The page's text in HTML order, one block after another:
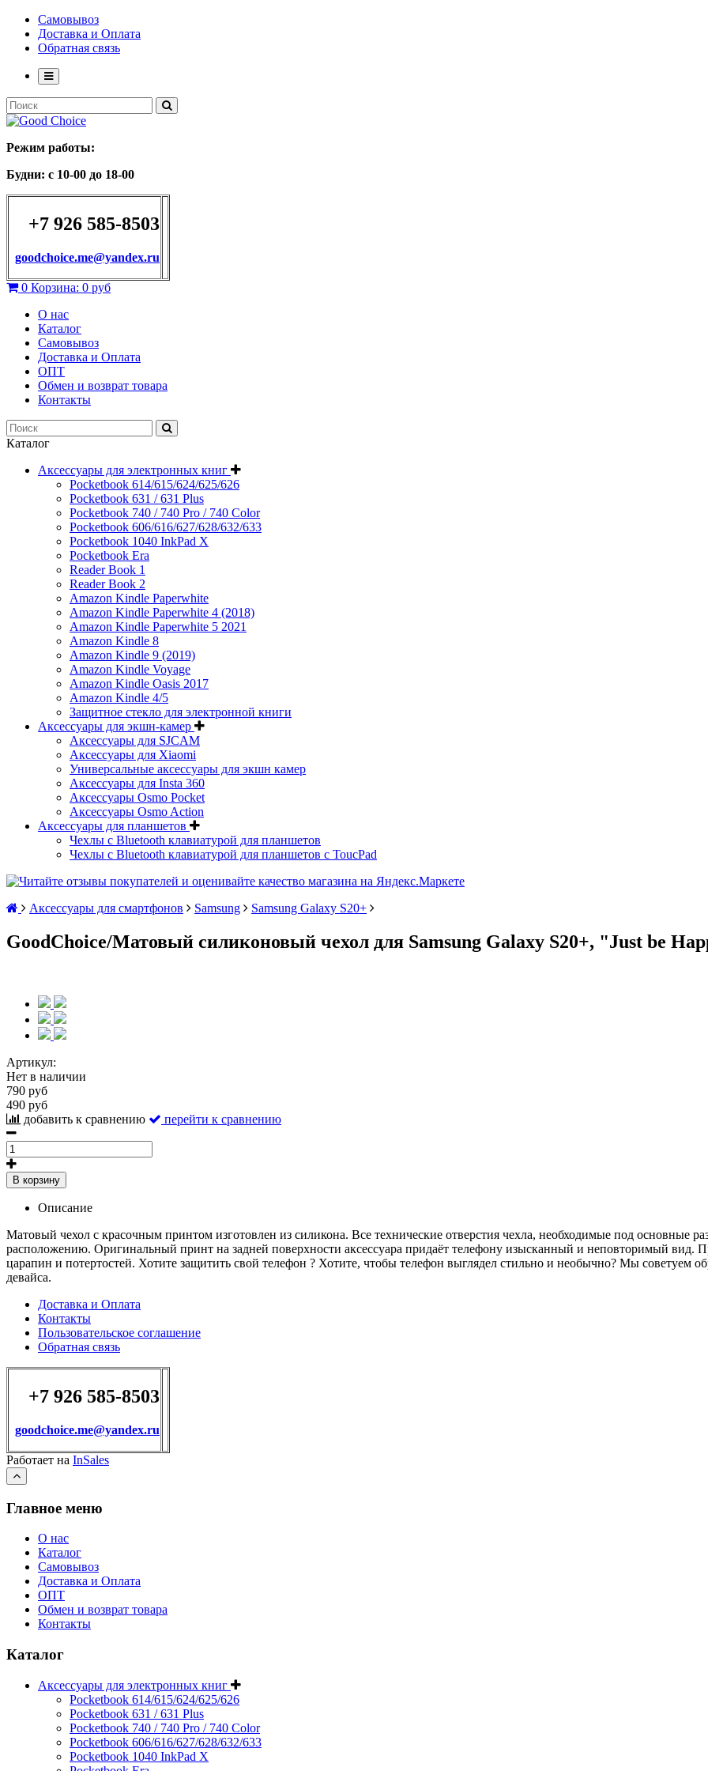
Самовывоз
Доставка и Оплата
Обратная связь
Режим работы:
Будни: с 10-00 до 18-00
+7 926 585-8503
goodchoice.me@yandex.ru
0 Корзина: 0 руб
О нас
Каталог
Самовывоз
Доставка и Оплата
ОПТ
Обмен и возврат товара
Контакты
Каталог
Аксессуары для электронных книг
Pocketbook 614/615/624/625/626
Pocketbook 631 / 631 Plus
Pocketbook 740 / 740 Pro / 740 Color
Pocketbook 606/616/627/628/632/633
Pocketbook 1040 InkPad X
Pocketbook Era
Reader Book 1
Reader Book 2
Amazon Kindle Paperwhite
Amazon Kindle Paperwhite 4 (2018)
Amazon Kindle Paperwhite 5 2021
Amazon Kindle 8
Amazon Kindle 9 (2019)
Amazon Kindle Voyage
Amazon Kindle Oasis 2017
Amazon Kindle 4/5
Защитное стекло для электронной книги
Аксессуары для экшн-камер
Аксессуары для SJCAM
Аксессуары для Xiaomi
Универсальные аксессуары для экшн камер
Аксессуары для Insta 360
Аксессуары Osmo Pocket
Аксессуары Osmo Action
Аксессуары для планшетов
Чехлы с Bluetooth клавиатурой для планшетов
Чехлы с Bluetooth клавиатурой для планшетов с ToucPad
Аксессуары для смартфонов Samsung Samsung Galaxy S20+
GoodChoice/Матовый силиконовый чехол для Samsung Galaxy S20+, "Just be
Артикул:
Нет в наличии
790 руб
490 руб
добавить к сравнению
перейти к сравнению
В корзину
Описание
Матовый чехол с красочным принтом изготовлен из силикона. Все технические отверстия чехла, необходимые под основные
расположению. Оригинальный принт на задней поверхности аксессуара придаёт телефону изысканный и неповторимый вид.
царапин и потертостей. Хотите защитить свой телефон ? Хотите, чтобы телефон выглядел стильно и необычно? Мы советуем
девайса.
Доставка и Оплата
Контакты
Пользовательское соглашение
Обратная связь
+7 926 585-8503
goodchoice.me@yandex.ru
Работает на InSales
Главное меню
О нас
Каталог
Самовывоз
Доставка и Оплата
ОПТ
Обмен и возврат товара
Контакты
Каталог
Аксессуары для электронных книг
Pocketbook 614/615/624/625/626
Pocketbook 631 / 631 Plus
Pocketbook 740 / 740 Pro / 740 Color
Pocketbook 606/616/627/628/632/633
Pocketbook 1040 InkPad X